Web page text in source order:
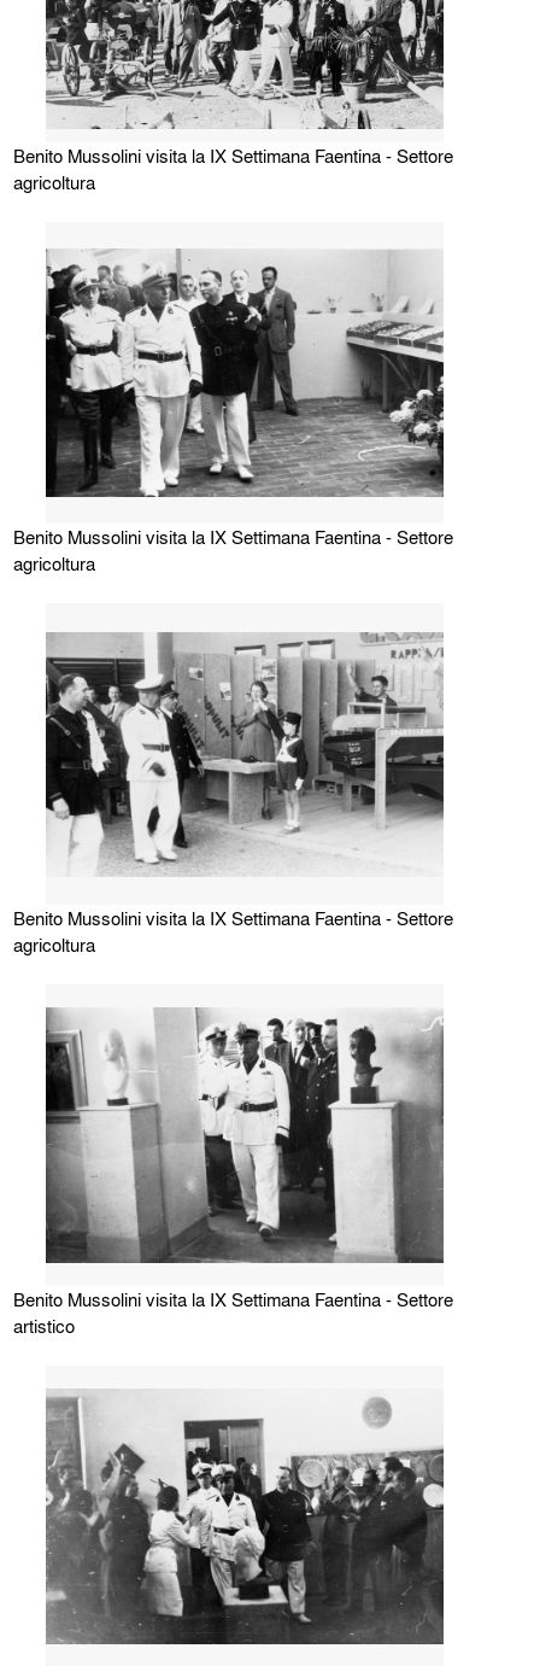
Benito Mussolini visita la IX Settimana Faentina - Settore
agricoltura
Benito Mussolini visita la IX Settimana Faentina - Settore
agricoltura
Benito Mussolini visita la IX Settimana Faentina - Settore
agricoltura
Benito Mussolini visita la IX Settimana Faentina - Settore
artistico